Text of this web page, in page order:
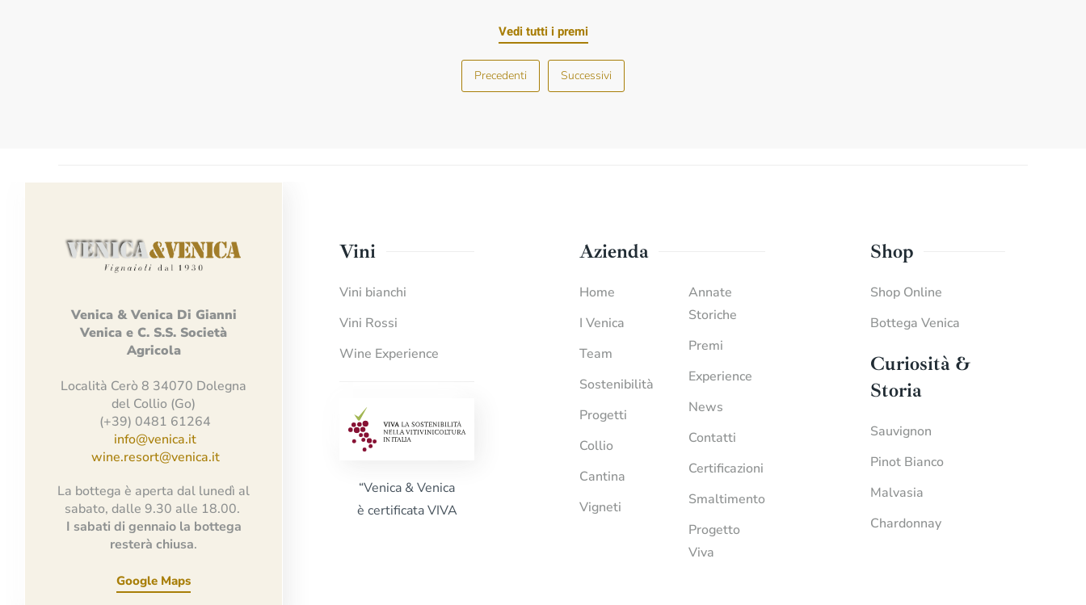
Vedi tutti i premi
Precedenti Successivi
Venica &Venica Di Gianni
VenicaeC. S.S. Società
Agricola
Località Cerò 8 34070 Dolegna
del Collio (Go)
(+39) 0481 61264
info@venica.it
wine.resort@venica.it
La bottega è aperta dal lunedì al
sabato, dalle 9.30 alle 18.00.
I sabati di gennaio la bottega
resterà chiusa.
Google Maps
Vini
Vini bianchi
Vini Rossi
Wine Experience
“Venica & Venica
è certificata VIVA
Azienda
Home
I Venica
Team
Sostenibilità
Progetti
Collio
Cantina
Vigneti
Annate
Storiche
Premi
Experience
News
Contatti
Certificazioni
Smaltimento
Progetto
Viva
Shop
Shop Online
Bottega Venica
Curiosità &
Storia
Sauvignon
Pinot Bianco
Malvasia
Chardonnay